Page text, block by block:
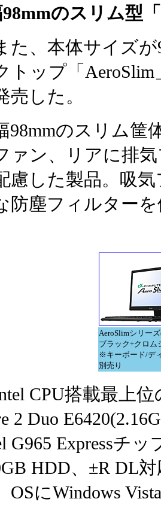
のスリム型
、本体サイズが
トップ「
売した。
のスリム筐
ァン、リアに排
慮した製品。吸
防塵フィルター
AeroSlimシリー
ブラック+クロム
※キーボード/デ
別売り
CPU搭載最上位
2 Duo
G965 Expressチ
HDD、±R DL
OSにWindows